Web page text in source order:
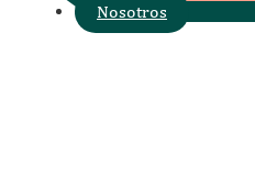
Nosotros